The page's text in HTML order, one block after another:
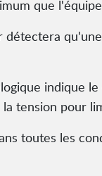
que
détectera
indique
tension pour
toutes les